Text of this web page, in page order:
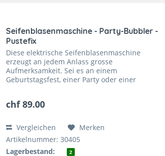
Seifenblasenmaschine - Party-Bubbler -
Pustefix
Diese elektrische Seifenblasenmaschine
erzeugt an jedem Anlass grosse
Aufmerksamkeit. Sei es an einem
Geburtstagsfest, einer Party oder einer
begeistern...
chf 89.00
Vergleichen
Merken
Artikelnummer: 30405
Lagerbestand:
2